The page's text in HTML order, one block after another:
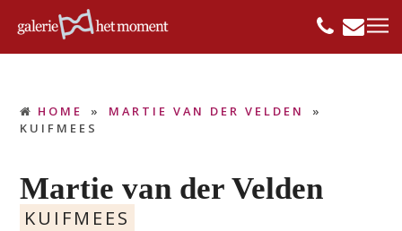
HOME » MARTIE VAN DER VELDEN
»
KUIFMEES
Martie van der Velden
KUIFMEES